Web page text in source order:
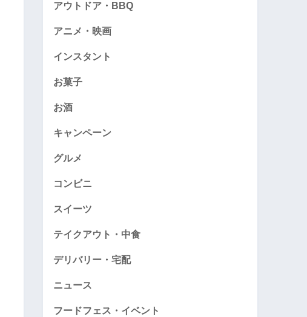
アウトドア・BBQ
アニメ・映画
インスタント
お菓子
お酒
キャンペーン
グルメ
コンビニ
スイーツ
テイクアウト・中食
デリバリー・宅配
ニュース
フードフェス・イベント